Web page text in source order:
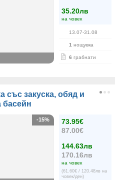
35.20лв
на човек
13.07-31.08
1 нощувка
6 грабнати
закуска, обяд и
басейн
73.95€
87.00€
144.63лв
170.16лв
на човек
(61.60€ / 120.48лв на
човек/ден)
-15%